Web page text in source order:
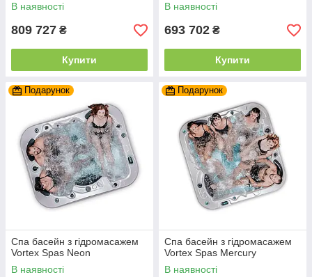
В наявності
809 727 ₴
Купити
В наявності
693 702 ₴
Купити
Подарунок
Спа басейн з гідромасажем
Vortex Spas Neon
В наявності
Подарунок
Спа басейн з гідромасажем
Vortex Spas Mercury
В наявності